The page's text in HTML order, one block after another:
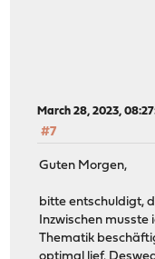
March 28, 2023,
#7
Guten Morgen,
bitte entschuldigt,
Inzwischen
Thematik